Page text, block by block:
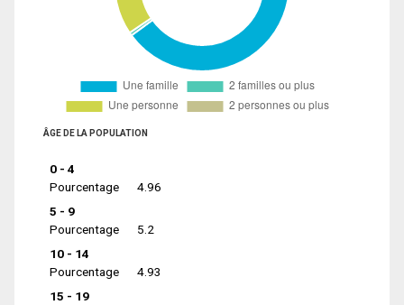
ÂGE DE LA POPULATION
0 - 4
Pourcentage
4.96
5 - 9
Pourcentage
5.2
10 - 14
Pourcentage
4.93
15 - 19